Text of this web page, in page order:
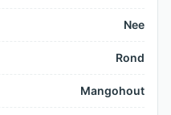
Nee
Rond
Mangohout